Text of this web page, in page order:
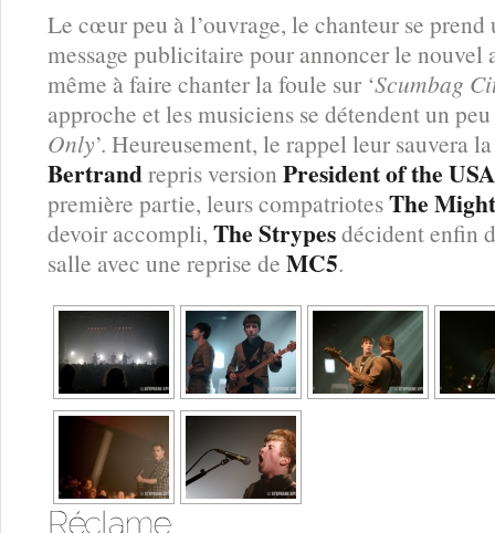
Le cœur peu à l’ouvrage, le chanteur se prend
message publicitaire pour annoncer le
même à faire chanter la foule sur ‘Scumbag
approche et les musiciens se détendent un peu
Only’. Heureusement, le rappel leur sauvera
Bertrandrepris version President of the
première partie, leurs compatriotesThe
devoir accompli, The Strypesdécident enfin
salle avec une reprise de MC5.